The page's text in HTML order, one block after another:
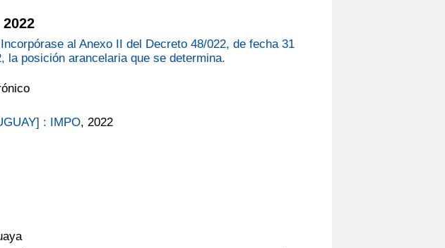
al Anexo II del Decreto 48/022, de fecha 31
la posición arancelaria que se determina.
: IMPO, 2022